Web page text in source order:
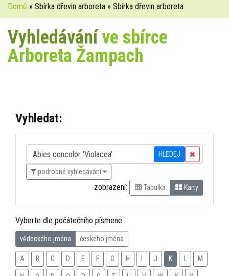
Domů » Sbírka dřevin arboreta » Sbírka dřevin arboreta
Vyhledáváníve sbírce
Arboreta Žampach
Vyhledat:
HLEDEJ
podrobné vyhledávání
zobrazení: Tabulka Karty
Vyberte dle počátečního písmene
vědeckého jména českého jména
A B C D E F G H J K M